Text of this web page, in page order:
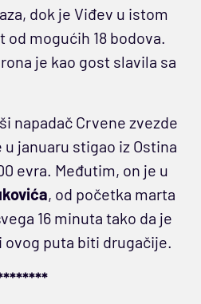
dok je Viđev u istom
mogućih 18 bodova.
je kao gost slavila sa
napadač Crvene zvezde
u januaru stigao iz Ostina
evra. Međutim, on je u
, od početka marta
16 minuta tako da je
puta biti drugačije.